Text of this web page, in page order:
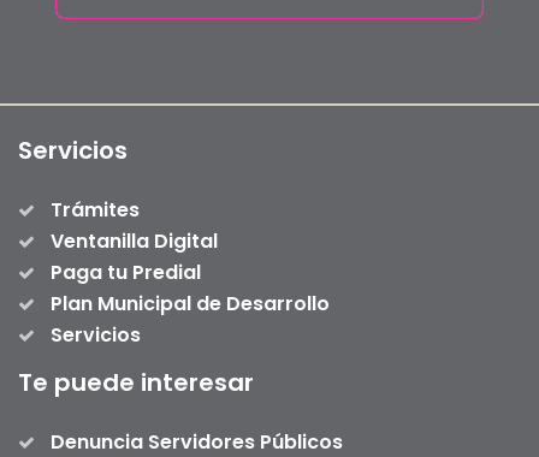
Servicios
Trámites
Ventanilla Digital
Paga tu Predial
Plan Municipal de Desarrollo
Servicios
Te puede interesar
Denuncia Servidores Públicos